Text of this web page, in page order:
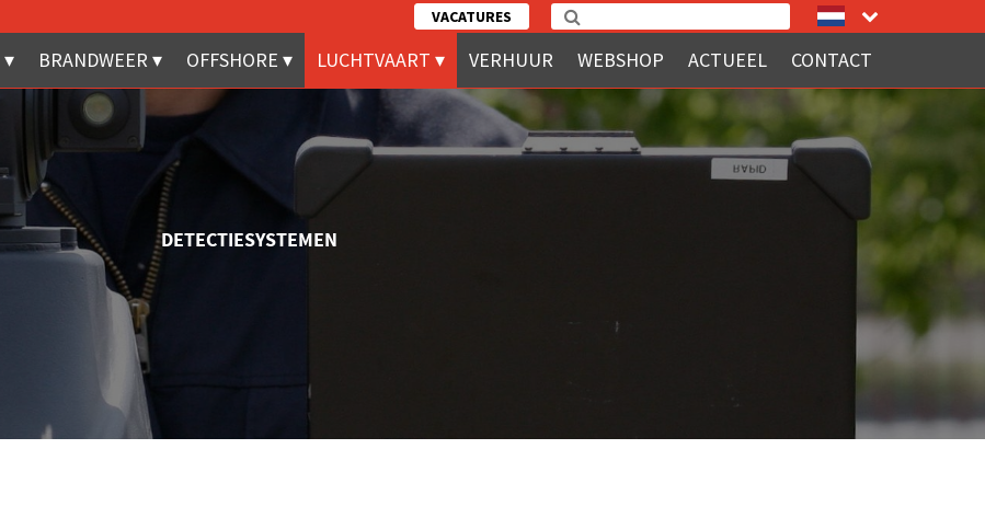
VACATURES
BRANDWEER OFFSHORE LUCHTVAART VERHUUR WEBSHOP ACTUEEL CONTACT
DETECTIESYSTEMEN